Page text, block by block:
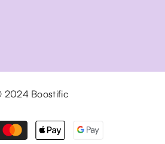
2024 Boostific
Fizetési
módok